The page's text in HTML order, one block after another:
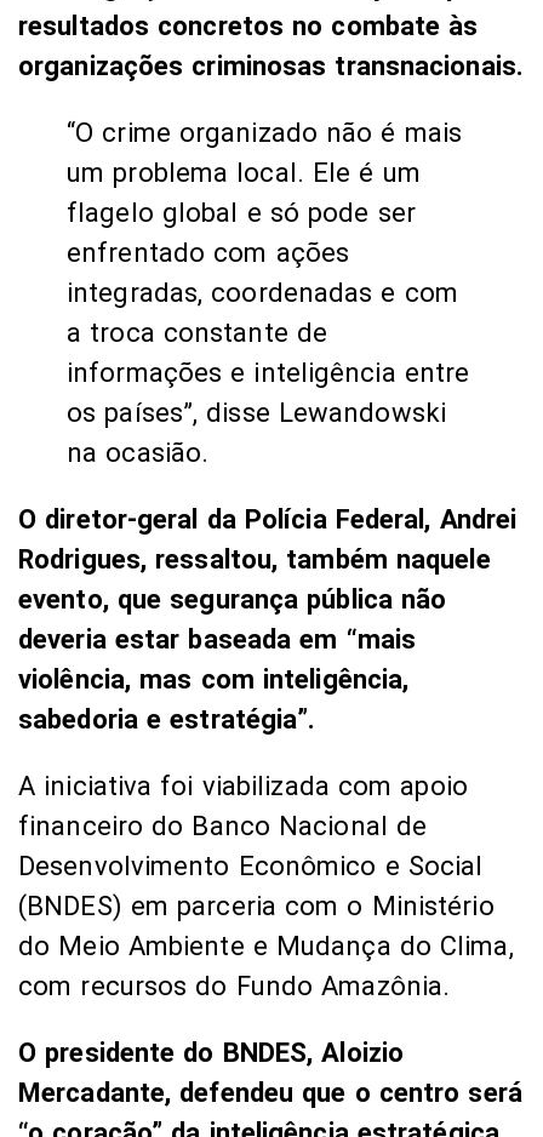
resultados concretos no combate às
organizações criminosas transnacionais.
“O crime organizado não é mais
um problema local. Ele é um
flagelo global e só pode ser
enfrentado com ações
integradas, coordenadas e com
a troca constante de
informações e inteligência entre
os países”, disse Lewandowski
na ocasião.
O diretor-geral da Polícia Federal, Andrei
Rodrigues, ressaltou, também naquele
evento, que segurança pública não
deveria estar baseada em “mais
violência, mas com inteligência,
sabedoria e estratégia”.
A iniciativa foi viabilizada com apoio
financeiro do Banco Nacional de
Desenvolvimento Econômico e Social
(BNDES) em parceria com o Ministério
do Meio Ambiente e Mudança do Clima,
com recursos do Fundo Amazônia.
O presidente do BNDES, Aloizio
Mercadante, defendeu que o centro será